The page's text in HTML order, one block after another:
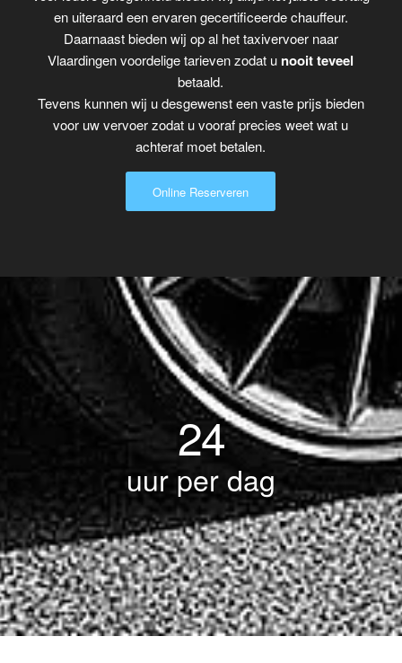
en uiteraard een ervaren gecertificeerde chauffeur.
Daarnaast bieden wij op al het taxivervoer naar
Vlaardingen voordelige tarieven zodat u nooit teveel
betaald.
Tevens kunnen wij u desgewenst een vaste prijs bieden
voor uw vervoer zodat u vooraf precies weet wat u
achteraf moet betalen.
Online Reserveren
24
uur per dag